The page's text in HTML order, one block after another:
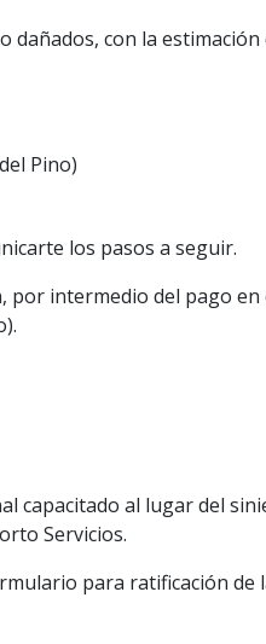
con la
Pino)
los pasos a seguir.
intermedio del pago
capacitado al lugar del
Servicios.
para ratificación de